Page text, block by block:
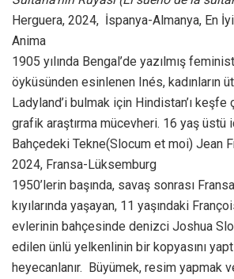
Herguera, 2024, İspanya-Almanya, En
Anima
1905 yılında Bengal’de yazılmış
öyküsünden esinlenen Inés, kadınların
Ladyland’i bulmak için Hindistan’ı keşfe
grafik araştırma mücevheri. 16 yaş üstü
Bahçedeki Tekne(Slocum et moi) Jean
2024, Fransa-Lüksemburg
1950’lerin başında, savaş sonrası
kıyılarında yaşayan, 11 yaşındaki
evlerinin bahçesinde denizci Joshua
edilen ünlü yelkenlinin bir kopyasını
heyecanlanır. Büyümek, resim yapmak